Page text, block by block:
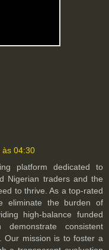
às 04:30
platform dedicated to
Nigerian traders and the
to thrive. As a top-rated
eliminate the burden of
high-balance funded
consistent
Our mission is to foster a